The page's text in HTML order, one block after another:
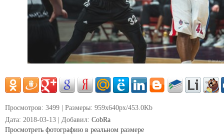
Просмотров: 3499 | Размеры: 959x640px/453.0Kb
Дата: 2018-03-13 | Добавил: CobRa
Просмотреть фотографию в реальном размере